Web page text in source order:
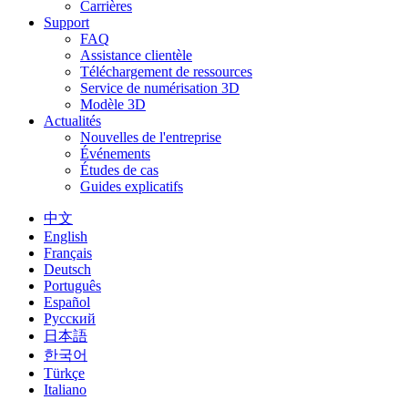
Carrières
Support
FAQ
Assistance clientèle
Téléchargement de ressources
Service de numérisation 3D
Modèle 3D
Actualités
Nouvelles de l'entreprise
Événements
Études de cas
Guides explicatifs
中文
English
Français
Deutsch
Português
Español
Русский
日本語
한국어
Türkçe
Italiano